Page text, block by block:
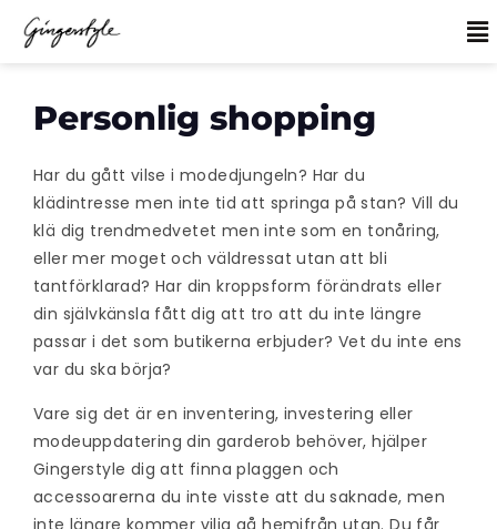
Personlig shopping
Har du gått vilse i modedjungeln? Har du
klädintresse men inte tid att springa på stan? Vill du
klä dig trendmedvetet men inte som en tonåring,
eller mer moget och väldressat utan att bli
tantförklarad? Har din kroppsform förändrats eller
din självkänsla fått dig att tro att du inte längre
passar i det som butikerna erbjuder? Vet du inte ens
var du ska börja?
Vare sig det är en inventering, investering eller
modeuppdatering din garderob behöver, hjälper
Gingerstyle dig att finna plaggen och
accessoarerna du inte visste att du saknade, men
inte längre kommer vilja gå hemifrån utan. Du får